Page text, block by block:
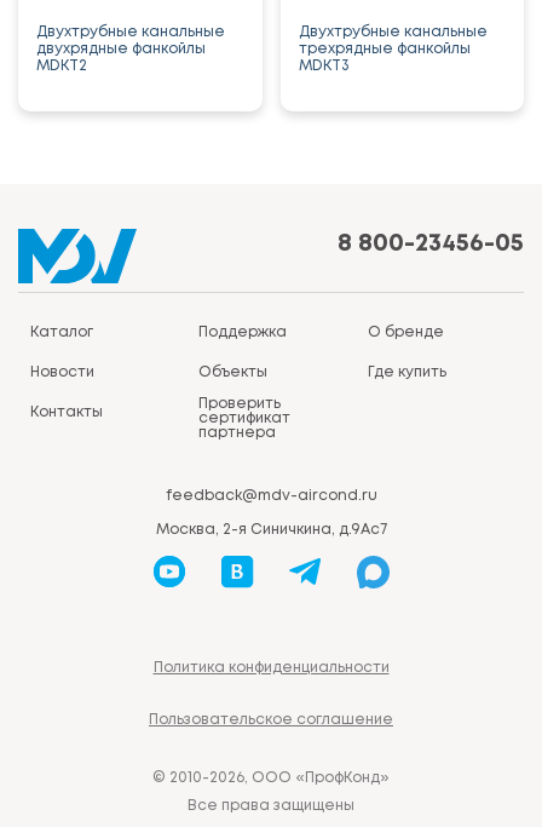
Двухтрубные канальные
двухрядные фанкойлы
MDKT2
Двухтрубные канальные
трехрядные фанкойлы
MDKT3
8 800-23456-05
Каталог Поддержка О бренде
Новости Объекты Где купить
Контакты
Проверить
сертификат
партнера
feedback@mdv-aircond.ru
Москва, 2-я Синичкина, д.9Ас7
Политика конфиденциальности
Пользовательское соглашение
© 2010-2026, ООО «ПрофКонд»
Все права защищены